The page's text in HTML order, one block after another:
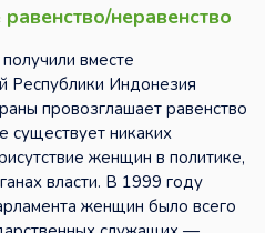
неравенство
вместе
Республики Индонезия
провозглашает равенство
существует никаких
женщин в политике,
власти. В 1999 году
женщин было всего